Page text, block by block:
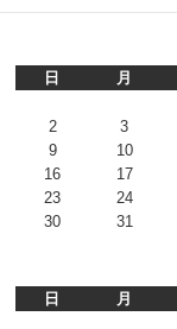
日
月
2
3
9
10
16
17
23
24
30
31
日
月